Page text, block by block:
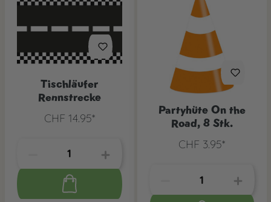
Tischläufer
Rennstrecke
CHF 14.95*
Partyhüte On the
Road, 8 Stk.
CHF 3.95*